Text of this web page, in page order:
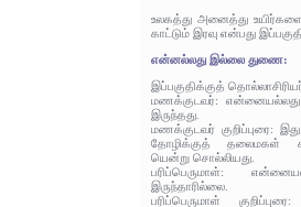
உலகத்து அனைத்து
காட்டும் இரவு என்பது
என்னல்லது இல்லை துணை:
இப்பகுதிக்குத்
மணக்குடவர்:
இருந்தது.
மணக்குடவர் குறிப்புரை:
தோழிக்குத் தலைமகள்
யென்று சொல்லியது.
பரிப்பெருமாள்:
இருந்தாரில்லை.
பரிப்பெருமாள்